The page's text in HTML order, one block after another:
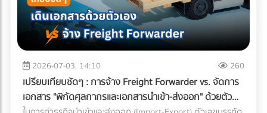
(Hairline Cracks)" ที่ตาเปล่ามองไม่เห็น เมื่อคุณนำวัสดุไปปูทับ
น้ำฝนจะซึมผ่านร่องพื้นลงไปขังอยู่ใต้แผ่นหญ้าเทียมหรือพื้นไม้
ความชื้นที่สะสมอยู่ตลอดเวลาจะค่อยๆ แทรกซึมลงตามรอยร้าว
ของคอนกรีต ผลลัพธ์ที่ตามมาหากไม่ทำระบบกันซึม: เหล็กเส้น
เป็นสนิมและดันปูนแตก: ความชื้นจะทำปฏิกิริยากับเหล็กเส้นใน
โครงสร้างพื้นคอนกรีต ทำให้เหล็กบวมและดันให้คอนกรีตหลุด
ร่อน (Spalling Concrete) ฝ้าเพดานชั้นล่างพังทลาย: น้ำที่ซึม
ถึงสอบตกใน "ห้องเย็น"? หน้าที่หลักของบรรจุภัณฑ์อาหารแช่
แข็งคือการทนต่ออุณหภูมิติดลบ (ตั้งแต่ -18°C ไปจนถึง -40°C)
และต้องเป็น "เกราะป้องกัน (Barrier)" ไม่ให้ความชื้นระเหยออก
จากอาหารจนเกิดสภาวะ Freezer Burn (เนื้อสัตว์หรืออาหาร
แห้งกระด้างและเสียรสชาติ) พลาสติกแบบดั้งเดิมที่โรงงานนิยมใช้
(เช่น ไนลอนประกบ PE) มีความเหนียว ทนความเย็น และกันรอย
เจาะทะลุจากความแหลมคมของเกล็ดน้ำแข็งได้ดีเยี่ยม แต่มัน
"รีไซเคิลไม่ได้" ในขณะที่หากคุณเปลี่ยนไปใช้พลาสติกชีวภาพที่
2026-07-03, 14:10 260
เปรียบเทียบชัดๆ : การจ้าง Freight Forwarder vs. จัดการ
เอกสาร "พิกัดศุลกากรและเอกสารนำเข้า-ส่งออก" ด้วยตัว